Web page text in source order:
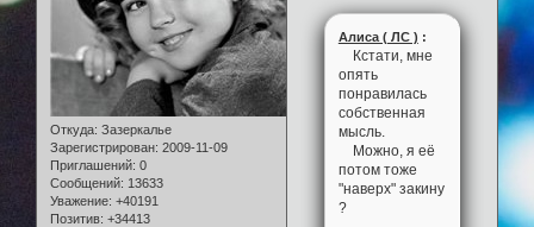
Откуда: Зазеркалье
Зарегистрирован: 2009-11-09
Приглашений: 0
Сообщений: 13633
Уважение: +40191
Позитив: +34413
Алиса ( ЛС ) :
Кстати, мне
опять
понравилась
собственная
мысль.
Можно, я её
потом тоже
"наверх" закину
?